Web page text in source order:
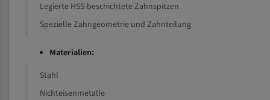
Legierte HSS-beschichtete Zahnspitzen
Spezielle Zahngeometrie und Zahnteilung
Materialien:
Stahl
Nichteisenmetalle